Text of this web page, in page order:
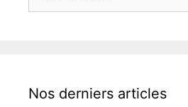
Nos derniers articles